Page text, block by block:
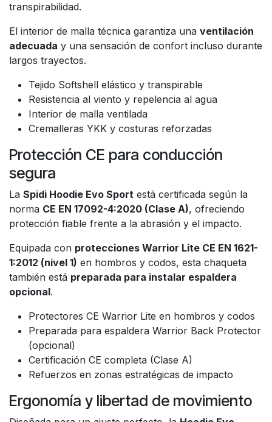
transpirabilidad.
El interior de malla técnica garantiza una ventilación
adecuada y una sensación de confort incluso durante
largos trayectos.
Tejido Softshell elástico y transpirable
Resistencia al viento y repelencia al agua
Interior de malla ventilada
Cremalleras YKK y costuras reforzadas
Protección CE para conducción
segura
La Spidi Hoodie Evo Sport está certificada según la
norma CE EN 17092-4:2020 (Clase A), ofreciendo
protección fiable frente a la abrasión y el impacto.
Equipada con protecciones Warrior Lite CE EN 1621-
1:2012 (nivel 1) en hombros y codos, esta chaqueta
también está preparada para instalar espaldera
opcional.
Protectores CE Warrior Lite en hombros y codos
Preparada para espaldera Warrior Back Protector
(opcional)
Certificación CE completa (Clase A)
Refuerzos en zonas estratégicas de impacto
Ergonomía y libertad de movimiento